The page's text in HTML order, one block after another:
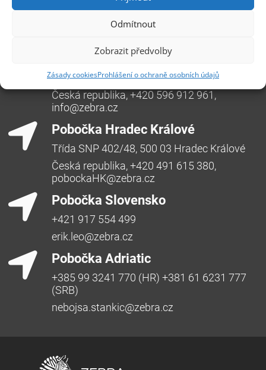
Odmítnout
Zobrazit předvolby
Zásady cookiesProhlášení o ochraně osobních údajů
Centrála Ostrava
Opavská 6230/29a,708 00 Ostrava-Poruba
Česká republika, +420 596 912 961,
info@zebra.cz
Pobočka Hradec Králové
Třída SNP 402/48, 500 03 Hradec Králové
Česká republika, +420 491 615 380,
pobockaHK@zebra.cz
Pobočka Slovensko
+421 917 554 499
erik.leo@zebra.cz
Pobočka Adriatic
+385 99 3241 770 (HR) +381 61 6231 777
(SRB)
nebojsa.stankic@zebra.cz